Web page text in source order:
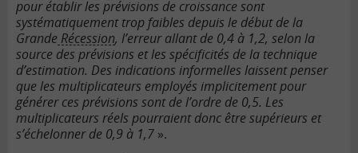
pour établir les prévisions de croissance sont
systématiquement trop faibles depuis le début de la
Grande Récession, l’erreur allant de 0,4 à 1,2, selon la
source des prévisions et les spécificités de la technique
d’estimation. Des indications informelles laissent penser
que les multiplicateurs employés implicitement pour
générer ces prévisions sont de l’ordre de 0,5. Les
multiplicateurs réels pourraient donc être supérieurs et
s’échelonner de 0,9 à 1,7 ».